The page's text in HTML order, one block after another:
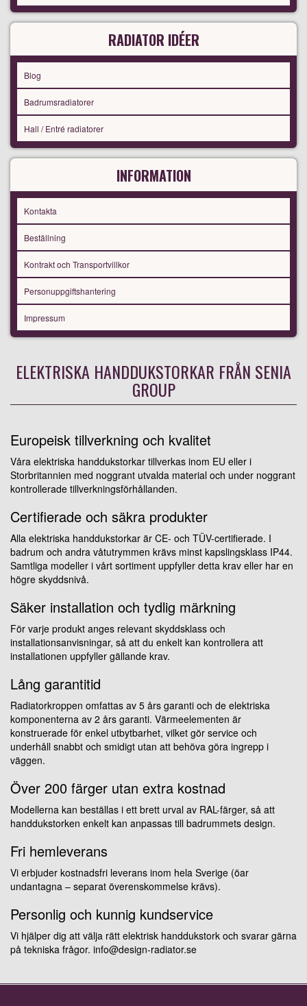
RADIATOR IDÉER
Blog
Badrumsradiatorer
Hall / Entré radiatorer
INFORMATION
Kontakta
Beställning
Kontrakt och Transportvillkor
Personuppgiftshantering
Impressum
ELEKTRISKA HANDDUKSTORKAR FRÅN SENIA
GROUP
Europeisk tillverkning och kvalitet
Våra elektriska handdukstorkar tillverkas inom EU eller i
Storbritannien med noggrant utvalda material och under noggrant
kontrollerade tillverkningsförhållanden.
Certifierade och säkra produkter
Alla elektriska handdukstorkar är CE- och TÜV-certifierade. I
badrum och andra våtutrymmen krävs minst kapslingsklass IP44.
Samtliga modeller i vårt sortiment uppfyller detta krav eller har en
högre skyddsnivå.
Säker installation och tydlig märkning
För varje produkt anges relevant skyddsklass och
installationsanvisningar, så att du enkelt kan kontrollera att
installationen uppfyller gällande krav.
Lång garantitid
Radiatorkroppen omfattas av 5 års garanti och de elektriska
komponenterna av 2 års garanti. Värmeelementen är
konstruerade för enkel utbytbarhet, vilket gör service och
underhåll snabbt och smidigt utan att behöva göra ingrepp i
väggen.
Över 200 färger utan extra kostnad
Modellerna kan beställas i ett brett urval av RAL-färger, så att
handdukstorken enkelt kan anpassas till badrummets design.
Fri hemleverans
Vi erbjuder kostnadsfri leverans inom hela Sverige (öar
undantagna – separat överenskommelse krävs).
Personlig och kunnig kundservice
Vi hjälper dig att välja rätt elektrisk handdukstork och svarar gärna
på tekniska frågor. info@design-radiator.se